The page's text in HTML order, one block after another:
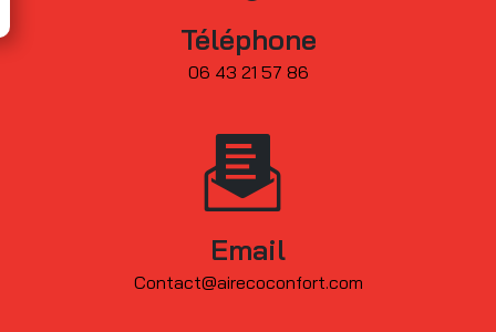
Téléphone
06 43 21 57 86
Email
contact@airecoconfort.com